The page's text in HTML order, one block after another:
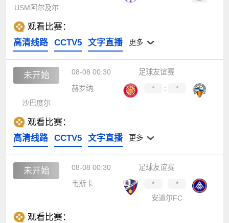
USM阿尔及尔
观看比赛：
高清线路
CCTV5 文字直播 更多
未开始 08-08 00:30
足球友谊赛
赫罗纳
* :
*
沙巴度尔
观看比赛：
高清线路
CCTV5 文字直播 更多
未开始 08-08 00:30
足球友谊赛
韦斯卡
* :
*
安道尔FC
观看比赛：